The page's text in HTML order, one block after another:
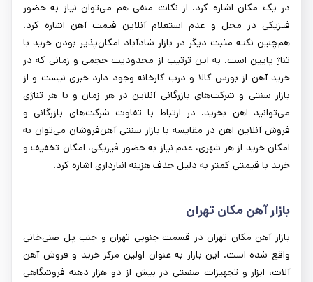
در یک مکان اشاره کرد. از نکات منفی هم می‌توان نیاز به حضور
فیزیکی در محل و عدم استعلام آنلاین قیمت آهن اشاره کرد.
هم‌چنین نکته مثبت دیگر در بازار شادآباد امکان‌پذیر بودن خرید با
تناژ پایین است. به این ترتیب از محدودیت حجمی و زمانی که در
خرید آهن از بورس کالا و درب کارخانه وجود دارد خبری نیست و از
بازار سنتی و شرکت‌های بازرگانی آنلاین در هر زمان و با هر تناژی
می‌توانید اهن بخرید. در ارتباط با تفاوت شرکت‌های بازرگانی و
فروش آنلاین اهن در مقایسه با بازار سنتی آهن‌فروشان می‌توان به
امکان خرید از هر شهری، عدم نیاز به حضور فیزیکی، امکان تخفیف و
خرید با قیمتی کمتر به دلیل حذف هزینه انبارداری اشاره کرد.
بازار آهن مکان تهران
بازار آهن مکان تهران در قسمت جنوبی تهران و جنب پل صنی‌خانی
واقع شده است. این بازار به عنوان اولین مرکز خرید و فروش آهن
آلات، ابزار و تجهیزات صنعتی در بیش از دو هزار دهنه فروشگاهی